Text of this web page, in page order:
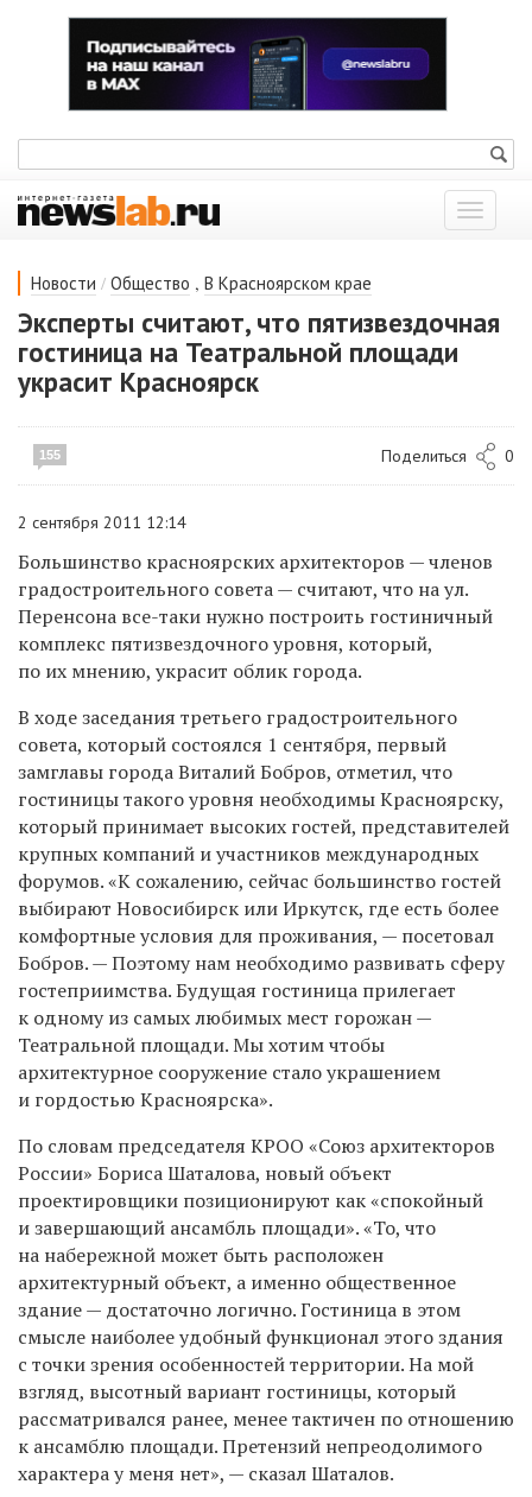
Показать
меню
Новости / Общество , В Красноярском крае
Эксперты считают, что пятизвездочная
гостиница на Театральной площади
украсит Красноярск
155 Поделиться 0
2 сентября 2011 12:14
Большинство красноярских архитекторов — членов
градостроительного совета — считают, что на ул.
Перенсона все-таки нужно построить гостиничный
комплекс пятизвездочного уровня, который,
по их мнению, украсит облик города.
В ходе заседания третьего градостроительного
совета, который состоялся 1 сентября, первый
замглавы города Виталий Бобров, отметил, что
гостиницы такого уровня необходимы Красноярску,
который принимает высоких гостей, представителей
крупных компаний и участников международных
форумов. «К сожалению, сейчас большинство гостей
выбирают Новосибирск или Иркутск, где есть более
комфортные условия для проживания, — посетовал
Бобров. — Поэтому нам необходимо развивать сферу
гостеприимства. Будущая гостиница прилегает
к одному из самых любимых мест горожан —
Театральной площади. Мы хотим чтобы
архитектурное сооружение стало украшением
и гордостью Красноярска».
По словам председателя КРОО «Союз архитекторов
России» Бориса Шаталова, новый объект
проектировщики позиционируют как «спокойный
и завершающий ансамбль площади». «То, что
на набережной может быть расположен
архитектурный объект, а именно общественное
здание — достаточно логично. Гостиница в этом
смысле наиболее удобный функционал этого здания
с точки зрения особенностей территории. На мой
взгляд, высотный вариант гостиницы, который
рассматривался ранее, менее тактичен по отношению
к ансамблю площади. Претензий непреодолимого
характера у меня нет», — сказал Шаталов.